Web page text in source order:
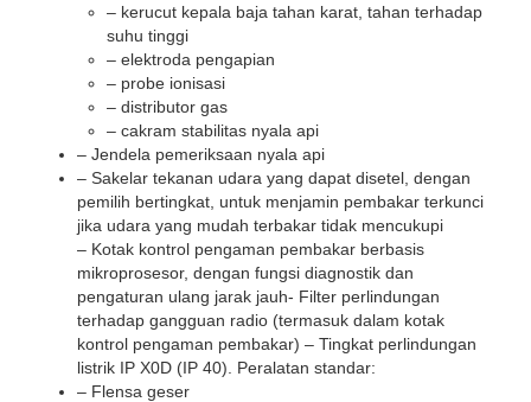
– kerucut kepala baja tahan karat, tahan terhadap
suhu tinggi
– elektroda pengapian
– probe ionisasi
– distributor gas
– cakram stabilitas nyala api
– Jendela pemeriksaan nyala api
– Sakelar tekanan udara yang dapat disetel, dengan
pemilih bertingkat, untuk menjamin pembakar terkunci
jika udara yang mudah terbakar tidak mencukupi
– Kotak kontrol pengaman pembakar berbasis
mikroprosesor, dengan fungsi diagnostik dan
pengaturan ulang jarak jauh- Filter perlindungan
terhadap gangguan radio (termasuk dalam kotak
kontrol pengaman pembakar) – Tingkat perlindungan
listrik IP X0D (IP 40). Peralatan standar:
– Flensa geser